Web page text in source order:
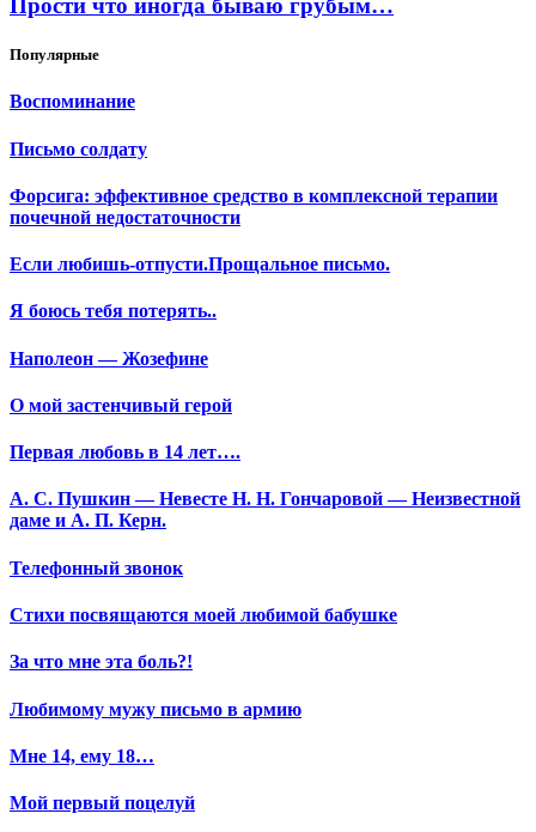
Прости что иногда бываю грубым…
Популярные
Воспоминание
Письмо солдату
Форсига: эффективное средство в комплексной терапии
почечной недостаточности
Если любишь-отпусти.Прощальное письмо.
Я боюсь тебя потерять..
Наполеон — Жозефине
О мой застенчивый герой
Первая любовь в 14 лет….
А. С. Пушкин — Невесте Н. Н. Гончаровой — Неизвестной
даме и А. П. Керн.
Телефонный звонок
Стихи посвящаются моей любимой бабушке
За что мне эта боль?!
Любимому мужу письмо в армию
Мне 14, ему 18…
Мой первый поцелуй